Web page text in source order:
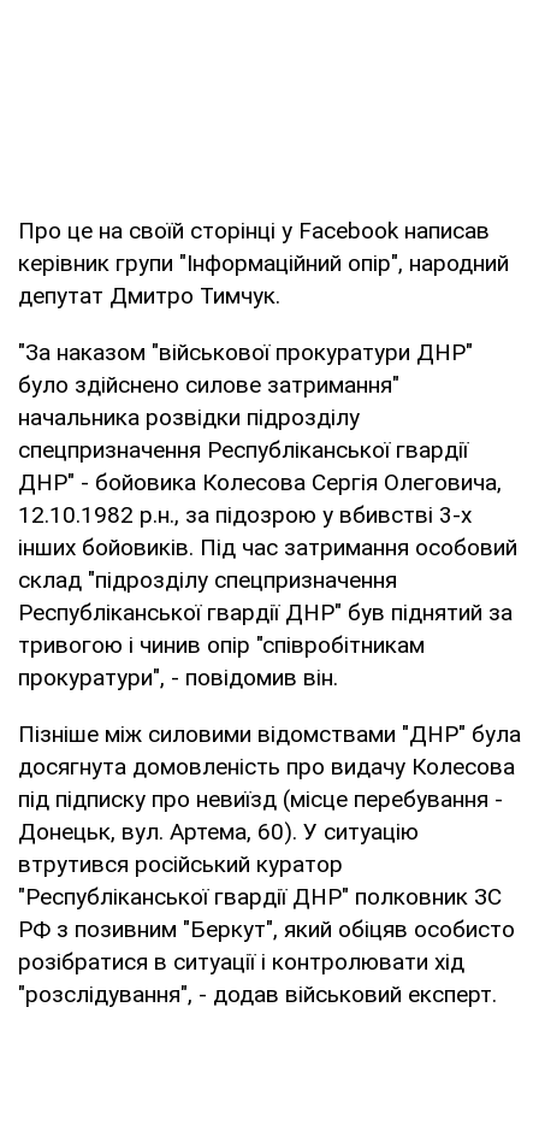
Про це на своїй сторінці у Facebook написав
керівник групи "Інформаційний опір", народний
депутат Дмитро Тимчук.
"За наказом "військової прокуратури ДНР"
було здійснено силове затримання"
начальника розвідки підрозділу
спецпризначення Республіканської гвардії
ДНР" - бойовика Колесова Сергія Олеговича,
12.10.1982 р.н., за підозрою у вбивстві 3-х
інших бойовиків. Під час затримання особовий
склад "підрозділу спецпризначення
Республіканської гвардії ДНР" був піднятий за
тривогою і чинив опір "співробітникам
прокуратури", - повідомив він.
Пізніше між силовими відомствами "ДНР" була
досягнута домовленість про видачу Колесова
під підписку про невиїзд (місце перебування -
Донецьк, вул. Артема, 60). У ситуацію
втрутився російський куратор
"Республіканської гвардії ДНР" полковник ЗС
РФ з позивним "Беркут", який обіцяв особисто
розібратися в ситуації і контролювати хід
"розслідування", - додав військовий експерт.